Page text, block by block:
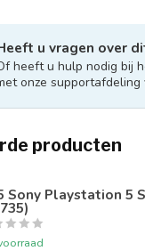
u vragen over
heeft u hulp nodig bij
onze supportafdeling
producten
Sony Playstation 5